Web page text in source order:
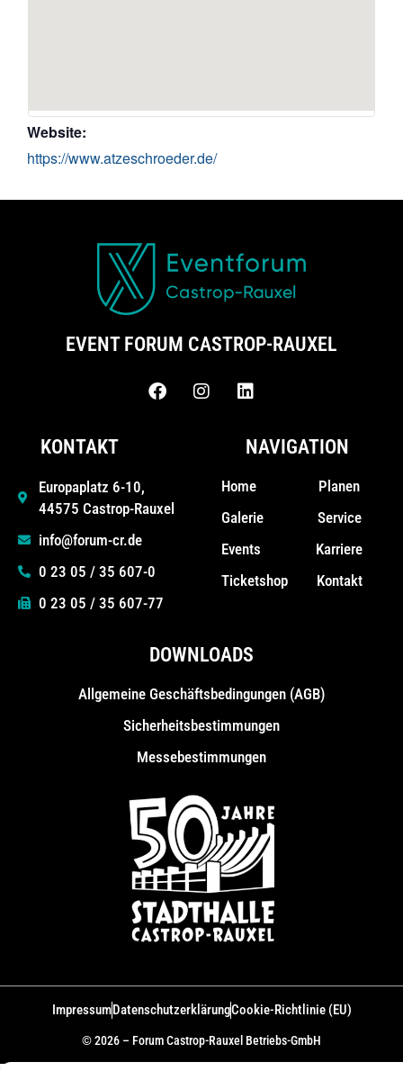
Website:
https://www.atzeschroeder.de/
EVENT FORUM CASTROP-RAUXEL
KONTAKT
Europaplatz 6-10,
44575 Castrop-Rauxel
info@forum-cr.de
0 23 05 / 35 607-0
0 23 05 / 35 607-77
NAVIGATION
Home
Galerie
Events
Ticketshop
Planen
Service
Karriere
Kontakt
DOWNLOADS
Allgemeine Geschäfts­bedingungen (AGB)
Sicherheitsbestimmungen
Messebestimmungen
© 2026 – Forum Castrop-Rauxel Betriebs-GmbH
ImpressumDatenschutzerklärungCookie-Richtlinie (EU)